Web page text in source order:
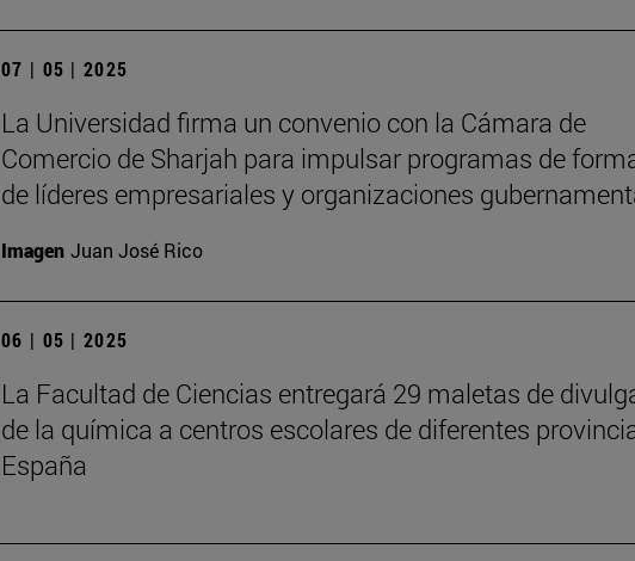
07 | 05 | 2025
La Universidad firma un convenio con la Cámara de
Comercio de Sharjah para impulsar programas de
de líderes empresariales y organizaciones
Imagen Juan José Rico
06 | 05 | 2025
La Facultad de Ciencias entregará 29 maletas de
de la química a centros escolares de diferentes
España